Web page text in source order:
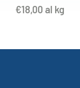
€18,00 al kg